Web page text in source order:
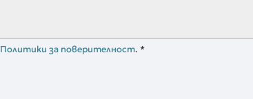
Политики за поверителност. *